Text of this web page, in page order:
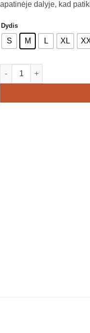
apatinėje dalyje, kad
Dydis
S M L XL
produkto kiekis: CRAFT